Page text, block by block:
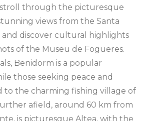
stroll through the picturesque
views from the Santa
and discover cultural highlights
of the Museu de Fogueres.
Benidorm is a popular
those seeking peace and
to the charming fishing village of
afield, around 60 km from
is picturesque Altea, with the